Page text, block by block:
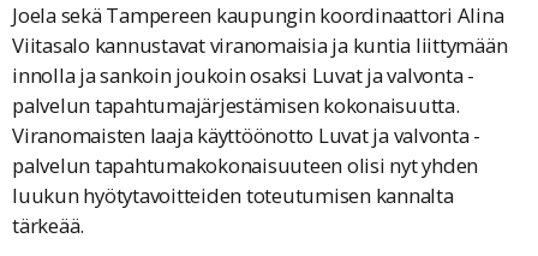
Joela sekä Tampereen kaupungin koordinaattori Alina
Viitasalo kannustavat viranomaisia ja kuntia liittymään
innolla ja sankoin joukoin osaksi Luvat ja valvonta -
palvelun tapahtumajärjestämisen kokonaisuutta.
Viranomaisten laaja käyttöönotto Luvat ja valvonta -
palvelun tapahtumakokonaisuuteen olisi nyt yhden
luukun hyötytavoitteiden toteutumisen kannalta
tärkeää.